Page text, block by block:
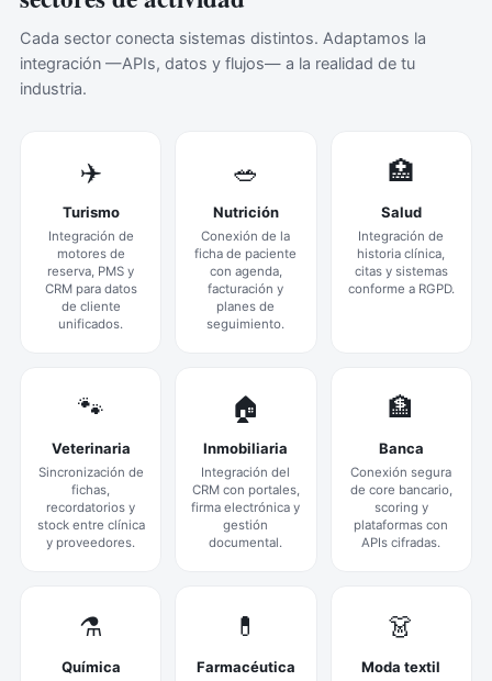
Cada sector conecta sistemas distintos. Adaptamos la
integración —APIs, datos y flujos— a la realidad de tu
industria.
✈️
Turismo
Integración de
motores de
reserva, PMS y
CRM para datos
de cliente
unificados.
🥗
Nutrición
Conexión de la
ficha de paciente
con agenda,
facturación y
planes de
seguimiento.
🏥
Salud
Integración de
historia clínica,
citas y sistemas
conforme a RGPD.
🐾
Veterinaria
Sincronización de
fichas,
recordatorios y
stock entre clínica
y proveedores.
🏠
Inmobiliaria
Integración del
CRM con portales,
firma electrónica y
gestión
documental.
🏦
Banca
Conexión segura
de core bancario,
scoring y
plataformas con
APIs cifradas.
⚗️
Química
💊
Farmacéutica
👗
Moda textil